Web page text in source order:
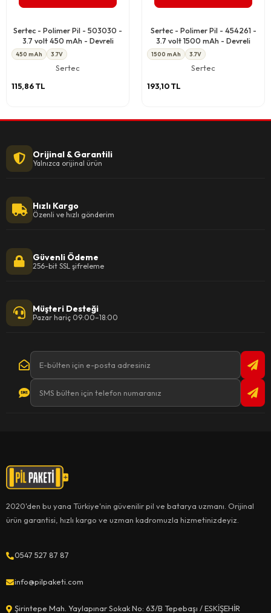
Sertec - Polimer Pil - 503030 -
3.7 volt 450 mAh - Devreli
450 mAh 3.7V
Sertec
115,86 TL
Sertec - Polimer Pil - 454261 -
3.7 volt 1500 mAh - Devreli
1500 mAh 3.7V
Sertec
193,10 TL
Orijinal & Garantili
Yalnızca orijinal ürün
Hızlı Kargo
Özenli ve hızlı gönderim
Güvenli Ödeme
256-bit SSL şifreleme
Müşteri Desteği
Pazar hariç 09:00–18:00
2020'den bu yana Türkiye'nin güvenilir pil ve batarya uzmanı. Orijinal
ürün garantisi, hızlı kargo ve uzman kadromuzla hizmetinizdeyiz.
0547 527 87 87
info@pilpaketi.com
Şirintepe Mah. Yaylapınar Sokak No: 63/B Tepebaşı / ESKİŞEHİR